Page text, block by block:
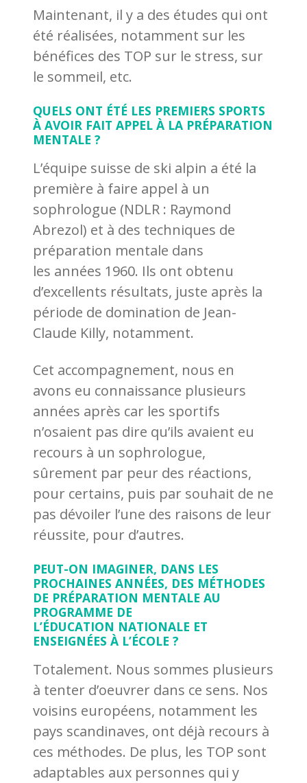
Maintenant, il y a des études qui ont
été réalisées, notamment sur les
bénéfices des TOP sur le stress, sur
le sommeil, etc.
QUELS ONT ÉTÉ LES PREMIERS SPORTS
À AVOIR FAIT APPEL À LA PRÉPARATION
MENTALE ?
L’équipe suisse de ski alpin a été la
première à faire appel à un
sophrologue (NDLR : Raymond
Abrezol) et à des techniques de
préparation mentale dans
les années 1960. Ils ont obtenu
d’excellents résultats, juste après la
période de domination de Jean-
Claude Killy, notamment.
Cet accompagnement, nous en
avons eu connaissance plusieurs
années après car les sportifs
n’osaient pas dire qu’ils avaient eu
recours à un sophrologue,
sûrement par peur des réactions,
pour certains, puis par souhait de ne
pas dévoiler l’une des raisons de leur
réussite, pour d’autres.
PEUT-ON IMAGINER, DANS LES
PROCHAINES ANNÉES, DES MÉTHODES
DE PRÉPARATION MENTALE AU
PROGRAMME DE
L’ÉDUCATION NATIONALE ET
ENSEIGNÉES À L’ÉCOLE ?
Totalement. Nous sommes plusieurs
à tenter d’oeuvrer dans ce sens. Nos
voisins européens, notamment les
pays scandinaves, ont déjà recours à
ces méthodes. De plus, les TOP sont
adaptables aux personnes qui y